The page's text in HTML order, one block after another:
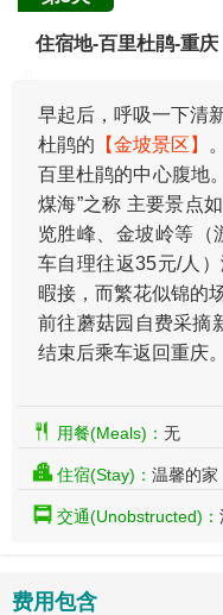
住宿地-百里杜鹃-重庆
早起后，呼吸一下清
杜鹃的 【金坡景区】
百里杜鹃的中心腹地
煤海”之称 主要景点
览胜峰、金坡岭等（
车自理往返35元/人
暇接，而繁花似锦的
前往蘑菇园自费采摘
结束后乘车返回重庆。
用餐(Meals)： 无
住宿(Stay)： 温馨的家
交通(Unobstructed)：
费用包含